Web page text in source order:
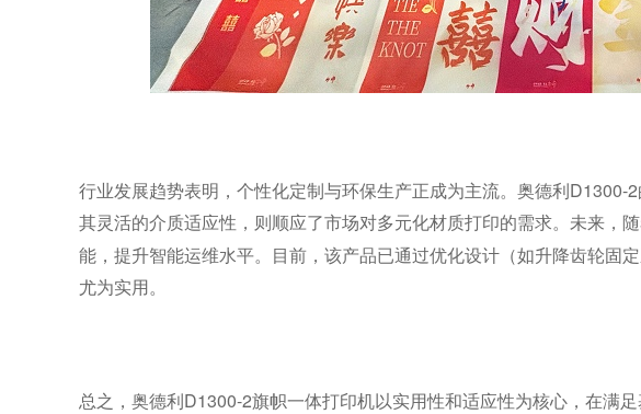
行业发展趋势表明，个性化定制与环保生产正成为主流。 奥德利D1300-2
其灵活的介质适应性，则顺应了市场对多元化材质打印的需求。未来，
能，提升智能运维水平。目前，该产品已通过优化设计（如升降齿轮固
尤为实用。
总之， 奥德利D1300-2旗帜一体打印机以实用性和适应性为核心，在满